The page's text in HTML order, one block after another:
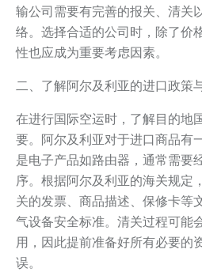
输公司需要有完善的报关、清关
络。选择合适的公司时，除了价
性也应成为重要考虑因素。
二、了解阿尔及利亚的进口政策
在进行国际空运时，了解目的地
要。阿尔及利亚对于进口商品有
是电子产品如路由器，通常需要
序。根据阿尔及利亚的海关规定
关的发票、商品描述、保修卡等
气设备安全标准。清关过程可能
用，因此提前准备好所有必要的
误。